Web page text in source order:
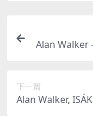
Alan Walker
下一篇
Alan Walker,